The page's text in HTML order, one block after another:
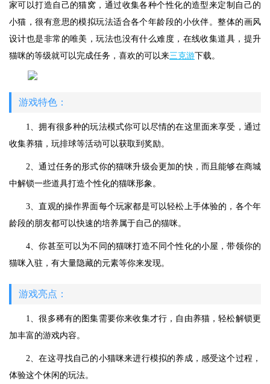
家可以打造自己的猫窝，通过收集各种个性化的造型来定制自己的
小猫，很有意思的模拟玩法适合各个年龄段的小伙伴。整体的画风
设计也是非常的唯美，玩法也没有什么难度，在线收集道具，提升
猫咪的等级就可以完成任务，喜欢的可以来三克游下载。
游戏特色：
1、拥有很多种的玩法模式你可以尽情的在这里面来享受，通过
收集养猫，玩排球等活动可以获取到奖励。
2、通过任务的形式你的猫咪升级会更加的快，而且能够在商城
中解锁一些道具打造个性化的猫咪形象。
3、直观的操作界面每个玩家都是可以轻松上手体验的，各个年
龄段的朋友都可以快速的培养属于自己的猫咪。
4、你甚至可以为不同的猫咪打造不同个性化的小屋，带领你的
猫咪入驻，有大量隐藏的元素等你来发现。
游戏亮点：
1、很多稀有的图集需要你来收集才行，自由养猫，轻松解锁更
加丰富的游戏内容。
2、在这寻找自己的小猫咪来进行模拟的养成，感受这个过程，
体验这个休闲的玩法。